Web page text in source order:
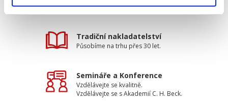
při nákupu nad 1500 Kč.
Tradiční nakladatelství
Působíme na trhu přes 30 let.
Semináře a Konference
Vzdělávejte se kvalitně.
Vzdělávejte se s Akademií C. H. Beck.